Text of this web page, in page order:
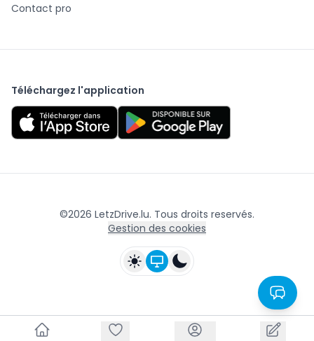
Contact pro
Téléchargez l'application
©2026 LetzDrive.lu. Tous droits reservés.
Gestion des cookies